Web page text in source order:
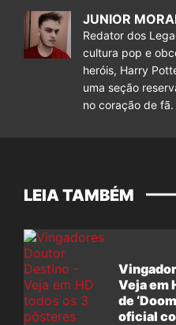
JUNIOR
Redator dos
cultura pop e
heróis, Harry
uma seção
no coração de fã.
LEIA TAMBÉM
Veja em
de
oficial